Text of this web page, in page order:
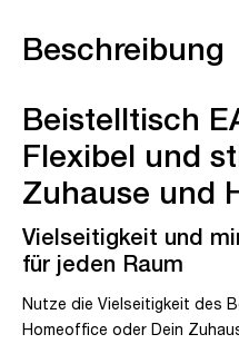
Beschreibung
Beistelltisch
Flexibel und
Zuhause und
Vielseitigkeit und
für jeden Raum
Nutze die Vielseitigkeit des
Homeoffice oder Dein